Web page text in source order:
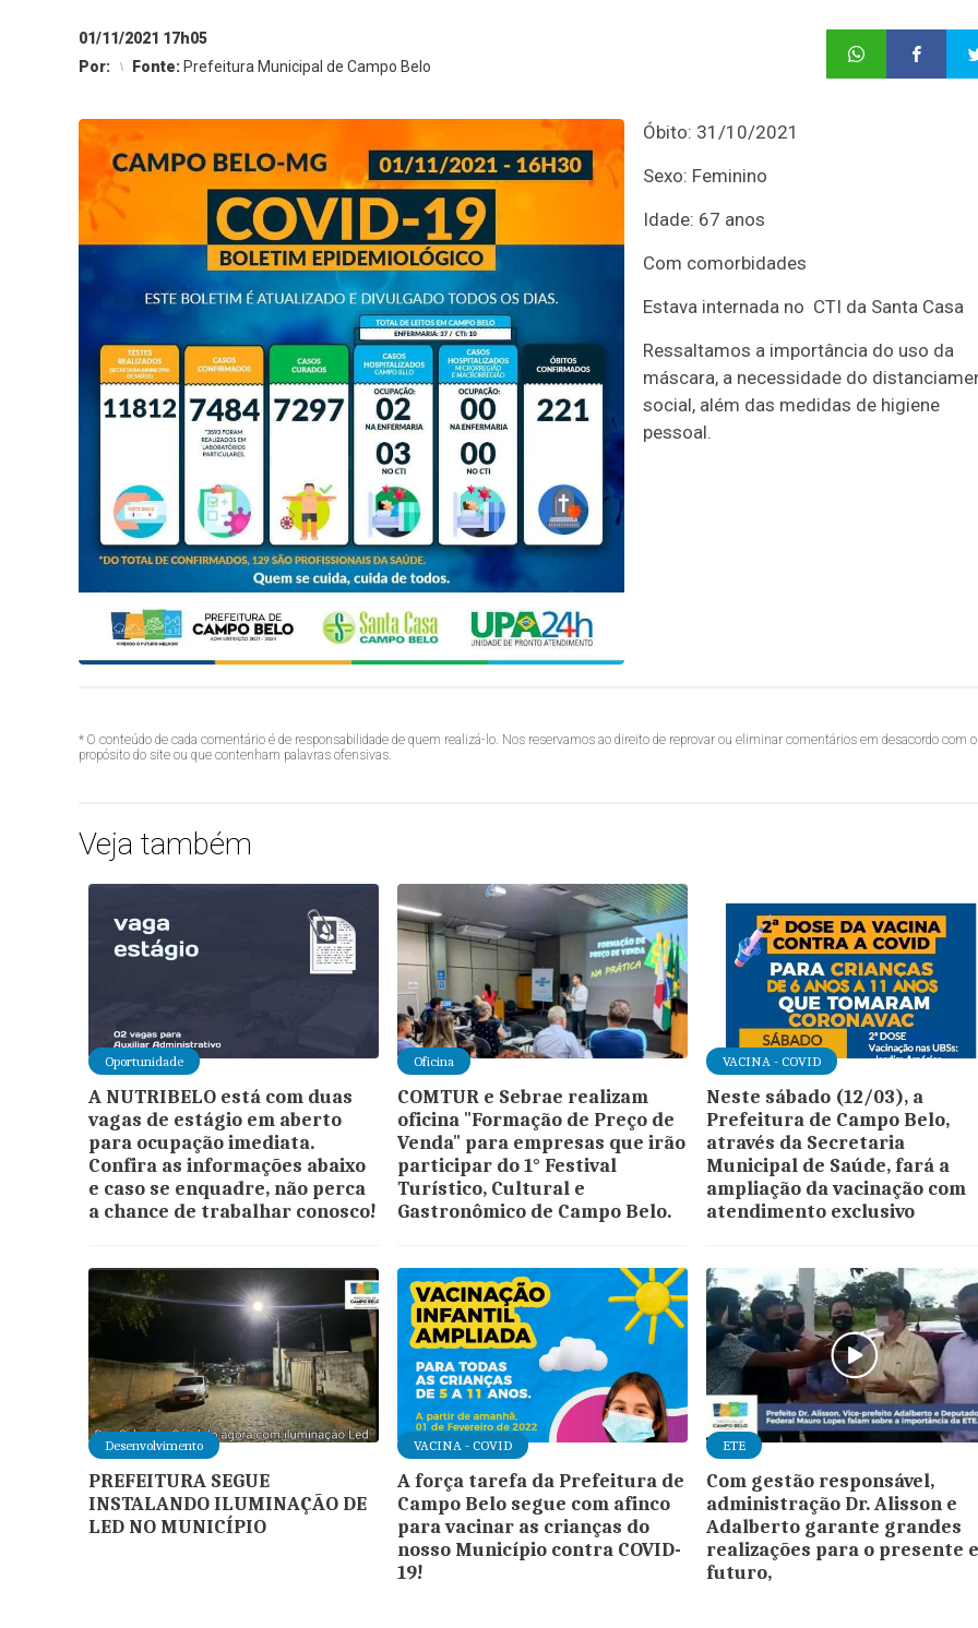
01/11/2021 17h05
Por:
Fonte: Prefeitura Municipal de Campo Belo
Óbito: 31/10/2021
Sexo: Feminino
Idade: 67 anos
Com comorbidades
Estava internada no CTI da Santa Casa
Ressaltamos a importância do uso da
máscara, a necessidade do
social, além das medidas de higiene
pessoal.
* O conteúdo de cada comentário é de responsabilidade de quem realizá-lo. Nos reservamos ao direito de reprovar ou eliminar comentários em desacordo com o
propósito do site ou que contenham palavras ofensivas.
Veja também
Oportunidade
A NUTRIBELO está com duas
vagas de estágio em aberto
para ocupação imediata.
Confira as informações abaixo
e caso se enquadre, não perca
a chance de trabalhar conosco!
Oficina
COMTUR e Sebrae realizam
oficina "Formação de Preço de
Venda" para empresas que irão
participar do 1° Festival
Turístico, Cultural e
Gastronômico de Campo Belo.
VACINA - COVID
Neste sábado (12/03), a
Prefeitura de Campo Belo,
através da Secretaria
Municipal de Saúde, fará a
ampliação da vacinação com
atendimento exclusivo
Desenvolvimento
PREFEITURA SEGUE
INSTALANDO ILUMINAÇÃO DE
LED NO MUNICÍPIO
VACINA - COVID
A força tarefa da Prefeitura de
Campo Belo segue com afinco
para vacinar as crianças do
nosso Município contra COVID-
19!
ETE
Com gestão responsável,
administração Dr. Alisson e
Adalberto garante grandes
realizações para o presente
futuro,